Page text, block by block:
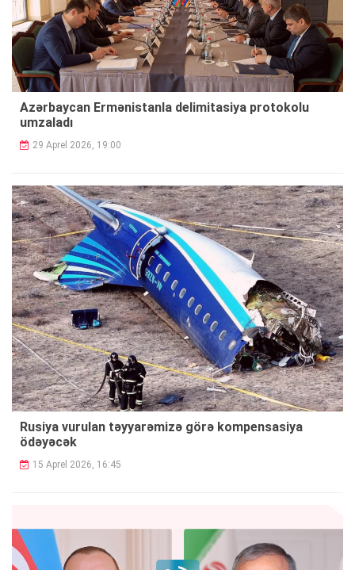
Azərbaycan Ermənistanla delimitasiya protokolu
umzaladı
29 Aprel 2026, 19:00
Rusiya vurulan təyyarəmizə görə kompensasiya
ödəyəcək
15 Aprel 2026, 16:45